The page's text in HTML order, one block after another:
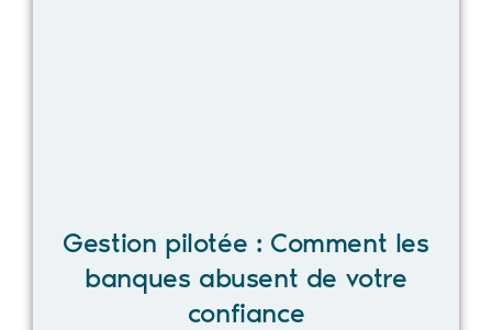
Gestion pilotée : Comment les
banques abusent de votre
confiance